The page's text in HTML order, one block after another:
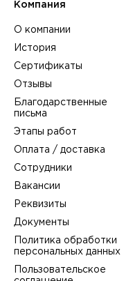
Компания
О компании
История
Сертификаты
Отзывы
Благодарственные
письма
Этапы работ
Оплата / доставка
Сотрудники
Вакансии
Реквизиты
Документы
Политика обработки
персональных данных
Пользовательское